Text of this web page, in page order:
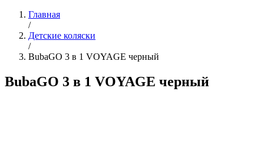
Главная
/
Детские коляски
/
BubaGO 3 в 1 VOYAGE черный
BubaGO 3 в 1 VOYAGE черный